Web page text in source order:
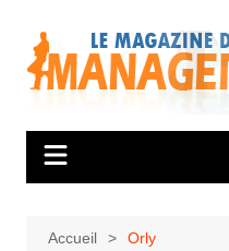
contenu
Accueil Orly